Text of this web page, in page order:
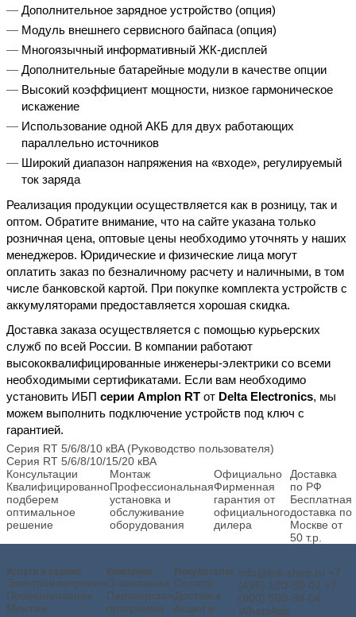
Дополнительное зарядное устройство (опция)
Модуль внешнего сервисного байпаса (опция)
Многоязычный информативный ЖК-дисплей
Дополнительные батарейные модули в качестве опции
Высокий коэффициент мощности, низкое гармоническое
искажение
Использование одной АКБ для двух работающих
параллельно источников
Широкий диапазон напряжения на «входе», регулируемый
ток заряда
Реализация продукции осуществляется как в розницу, так и
оптом. Обратите внимание, что на сайте указана только
розничная цена, оптовые цены необходимо уточнять у наших
менеджеров. Юридические и физические лица могут
оплатить заказ по безналичному расчету и наличными, в том
числе банковской картой. При покупке комплекта устройств с
аккумуляторами предоставляется хорошая скидка.
Доставка заказа осуществляется с помощью курьерских
служб по всей России. В компании работают
высококвалифицированные инженеры-электрики со всеми
необходимыми сертификатами. Если вам необходимо
установить ИБП серии Amplon RT от Delta Electronics, мы
можем выполнить подключение устройств под ключ с
гарантией.
Серия RT 5/6/8/10 кВA (Руководство пользователя)
Серия RT 5/6/8/10/15/20 кВA
Консультации
Квалифицированно
подберем
оптимальное
решение
Монтаж
Профессиональная
установка и
обслуживание
оборудования
Официально
Фирменная
гарантия от
официального
дилера
Доставка
по РФ
Бесплатная
доставка по
Москве от
50 т.р.
Услуги и сервис
Электроизмерения
Проектирование
Монтаж
Компания
О компании
Партнерская
программа
Покупателю
Оплата
Доставка
Акции и
info@tok-shop.ru +7
(495) 120-80-02 +7
(800) 500-89-04
WhatsApp